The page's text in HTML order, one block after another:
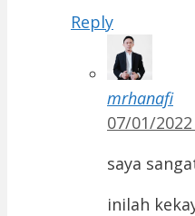
Reply
mrhanafi
07/01/
saya
inilah